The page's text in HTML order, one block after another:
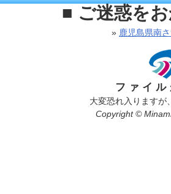
■ ご迷惑を
» 鹿児島県南
ファイ
大変恐れ入りますが
Copyright ©